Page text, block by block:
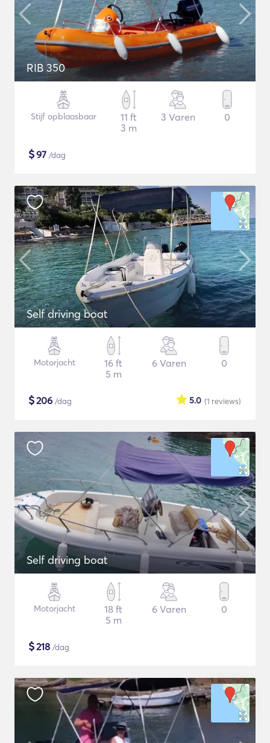
RIB 350
Stijf opblaasbaar
11 ft
3 m
3 Varen 0
$97 /dag
Self driving boat
Motorjacht
16 ft
5 m
6 Varen 0
$206 /dag (1 reviews)
5.0
Self driving boat
Motorjacht
18 ft
5 m
6 Varen 0
$218 /dag